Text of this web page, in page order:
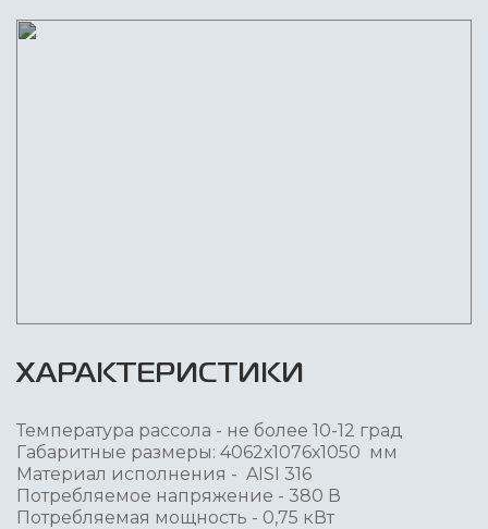
ХАРАКТЕРИСТИКИ
Температура рассола - не более 10-12 град
Габаритные размеры: 4062х1076х1050 мм
Материал исполнения - AISI 316
Потребляемое напряжение - 380 В
Потребляемая мощность - 0,75 кВт